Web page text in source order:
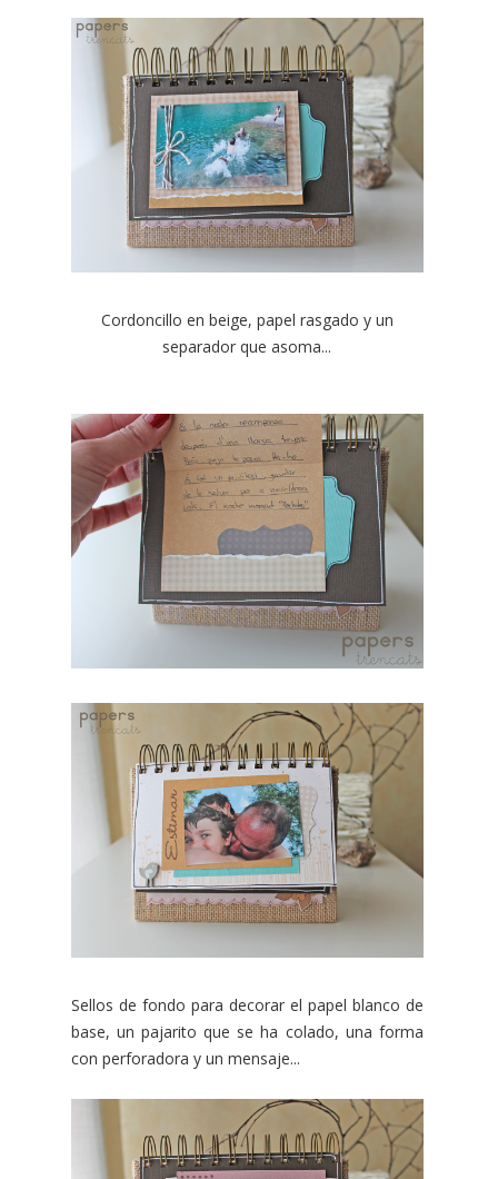
Cordoncillo en beige, papel rasgado y un
separador que asoma...
Sellos de fondo para decorar el papel blanco de
base, un pajarito que se ha colado, una forma
con perforadora y un mensaje...